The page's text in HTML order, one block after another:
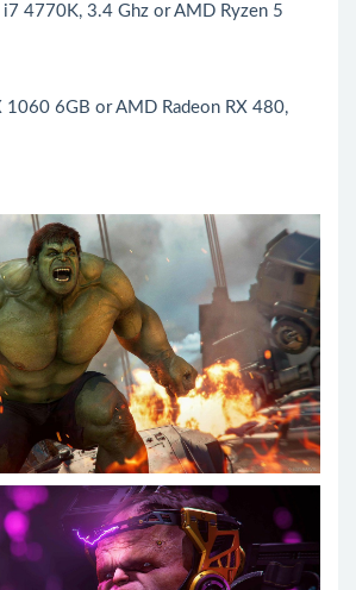
4770K, 3.4 Ghz or AMD Ryzen 5
1060 6GB or AMD Radeon RX 480,